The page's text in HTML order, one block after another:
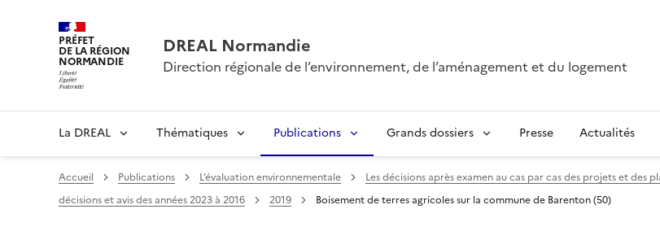
PRÉFET
DE LA RÉGION
NORMANDIE
DREAL Normandie
Direction régionale de l’environnement, de l’aménagement et du logement
La DREAL Thématiques Publications Grands dossiers Presse Actualités
Accueil Publications L’évaluation environnementale Les décisions après examen au cas par cas des projets et des
décisions et avis des années 2023 à 2016
2019 Boisement de terres agricoles sur la commune de Barenton (50)